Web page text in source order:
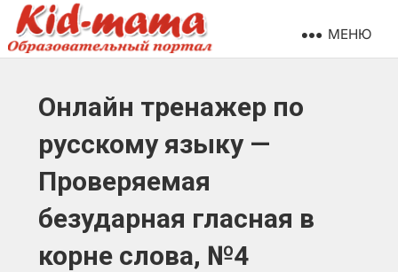
МЕНЮ
Онлайн тренажер по
русскому языку —
Проверяемая
безударная гласная в
корне слова, №4